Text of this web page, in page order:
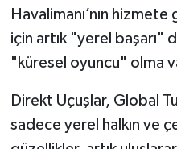
Havalimanı’nın
için artık "yerel başarı"
"küresel oyuncu" olma
Direkt Uçuşlar, Global
sadece yerel halkın ve